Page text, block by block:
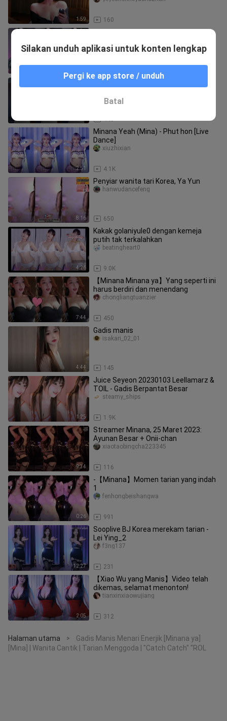
1:59 160
【Baju terbuka pusar bertali terpisah
445
lavern_bernard_03_03
2:51
Minana Yeah (Mina) - Phut hon [Live
Dance]
4.1K
xiuzhixian
8:16
Penyiar wanita tari Korea, Ya Yun
650
hanwudancefeng
4:26
Kakak golaniyule0 dengan kemeja
putih tak terkalahkan
9.0K
beatingheart0
7:44
【Minana Minana ya】Yang seperti ini
harus berdiri dan menendang
450
chongliangtuanzier
4:44
Gadis manis
145
isakari_02_01
1:25
Juice Seyeon 20230103 Leellamarz &
TOIL - Gadis Berpantat Besar
1.9K
steamy_ships
9:34
Streamer Minana, 25 Maret 2023:
Ayunan Besar + Onii-chan
116
xiaotaobingcha223345
0:26
-【Minana】Momen tarian yang indah
1
991
fenhongbeishangwa
12:27
Sooplive BJ Korea merekam tarian -
Lei Ying_2
231
f3ng137
2:05
【Xiao Wu yang Manis】Video telah
dikemas, selamat menonton!
312
tianxinxiaowujiang
Halaman utama >
Gadis Manis Menari Enerjik [Minana ya]
[Mina] | Wanita Cantik | Tarian Menggoda | "Catch Catch" "ROL
Silakan unduh aplikasi untuk konten lengkap
Pergi ke app store / unduh
Batal